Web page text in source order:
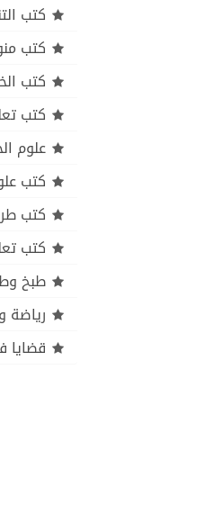
كتب
كتب
كتب
كتب
علوم
كتب
كتب
كتب
طبخ
رياضة
قضايا